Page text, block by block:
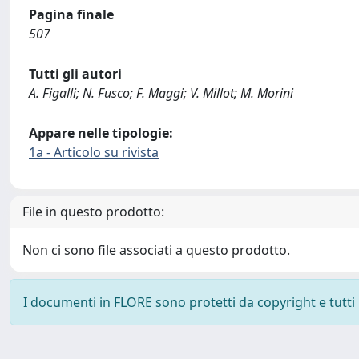
Pagina finale
507
Tutti gli autori
A. Figalli; N. Fusco; F. Maggi; V. Millot; M. Morini
Appare nelle tipologie:
1a - Articolo su rivista
File in questo prodotto:
Non ci sono file associati a questo prodotto.
I documenti in FLORE sono protetti da copyright e